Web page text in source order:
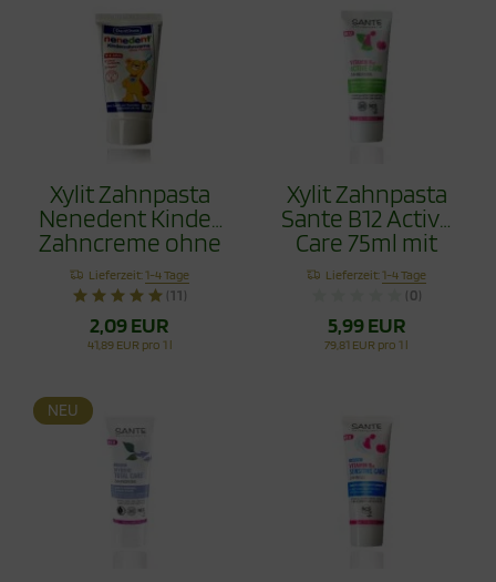
Xylit Zahnpasta
Nenedent Kinder
Zahncreme ohne
Fluorid 50ml
Lieferzeit:1-4 Tage
(11)
2,09 EUR
41,89 EUR pro 1 l
Xylit Zahnpasta
Sante B12 Active
Care 75ml mit
Flourid
Lieferzeit:1-4 Tage
(0)
5,99 EUR
79,81 EUR pro 1 l
NEU